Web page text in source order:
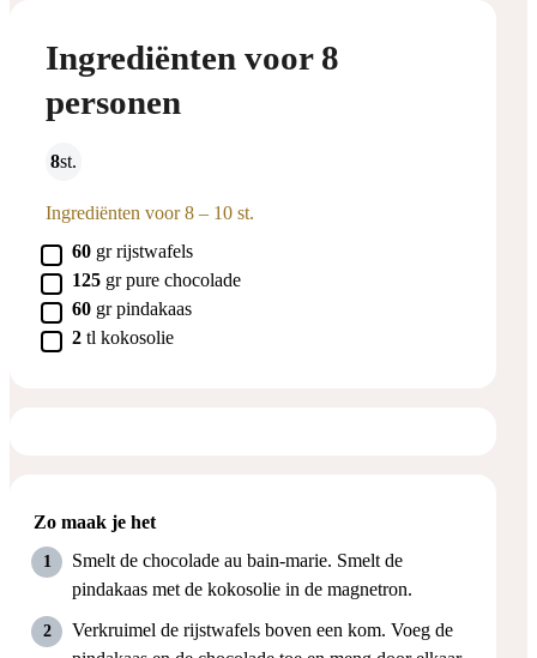
Ingrediënten voor 8
personen
8 st.
Ingrediënten voor 8 – 10 st.
▢
60 gr rijstwafels
▢
125 gr pure chocolade
▢
60 gr pindakaas
▢
2 tl kokosolie
Zo maak je het
Smelt de chocolade au bain-marie. Smelt de
pindakaas met de kokosolie in de magnetron.
Verkruimel de rijstwafels boven een kom. Voeg de